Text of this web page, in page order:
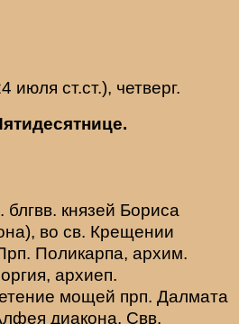
июля ст.ст.), четверг.
блгвв. князей Бориса
), во св. Крещении
Поликарпа, архим.
, архиеп.
мощей прп. Далмата
диакона. Свв.